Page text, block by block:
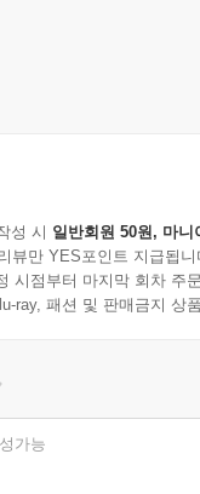
성 시 일반회원 50원, 마니
뷰만 YES포인트 지급됩니
시점부터 마지막 회차 주
ray, 패션 및 판매금지 상
가능